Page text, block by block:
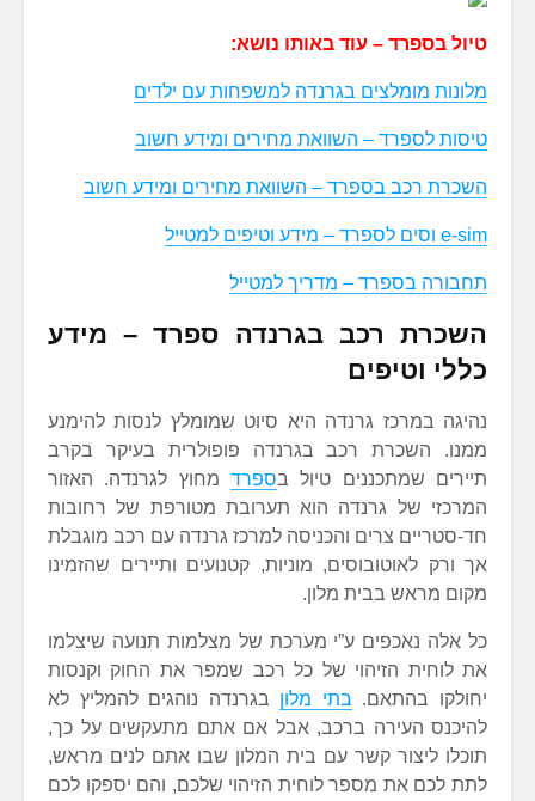
טיול בספרד – עוד באותו נושא:
מלונות מומלצים בגרנדה למשפחות עם ילדים
טיסות לספרד – השוואת מחירים ומידע חשוב
השכרת רכב בספרד – השוואת מחירים ומידע חשוב
e-sim וסים לספרד – מידע וטיפים למטייל
תחבורה בספרד – מדריך למטייל
השכרת רכב בגרנדה ספרד – מידע
כללי וטיפים
נהיגה במרכז גרנדה היא סיוט שמומלץ לנסות להימנע
ממנו. השכרת רכב בגרנדה פופולרית בעיקר בקרב
תיירים שמתכננים טיול בספרד מחוץ לגרנדה. האזור
המרכזי של גרנדה הוא תערובת מטורפת של רחובות
חד-סטריים צרים והכניסה למרכז גרנדה עם רכב מוגבלת
אך ורק לאוטובוסים, מוניות, קטנועים ותיירים שהזמינו
מקום מראש בבית מלון.
כל אלה נאכפים ע”י מערכת של מצלמות תנועה שיצלמו
את לוחית הזיהוי של כל רכב שמפר את החוק וקנסות
יחולקו בהתאם. בתי מלון בגרנדה נוהגים להמליץ לא
להיכנס העירה ברכב, אבל אם אתם מתעקשים על כך,
תוכלו ליצור קשר עם בית המלון שבו אתם לנים מראש,
לתת לכם את מספר לוחית הזיהוי שלכם, והם יספקו לכם